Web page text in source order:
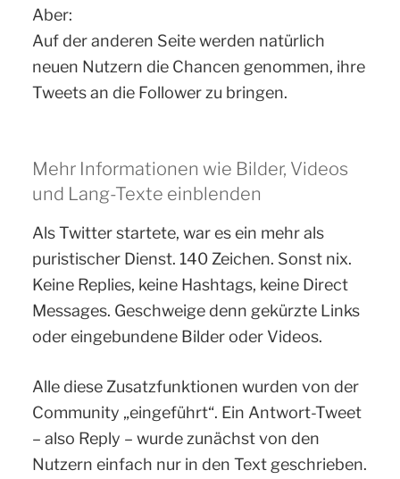
Aber:
Auf der anderen Seite werden natürlich
neuen Nutzern die Chancen genommen, ihre
Tweets an die Follower zu bringen.
Mehr Informationen wie Bilder, Videos
und Lang-Texte einblenden
Als Twitter startete, war es ein mehr als
puristischer Dienst. 140 Zeichen. Sonst nix.
Keine Replies, keine Hashtags, keine Direct
Messages. Geschweige denn gekürzte Links
oder eingebundene Bilder oder Videos.
Alle diese Zusatzfunktionen wurden von der
Community „eingeführt“. Ein Antwort-Tweet
– also Reply – wurde zunächst von den
Nutzern einfach nur in den Text geschrieben.